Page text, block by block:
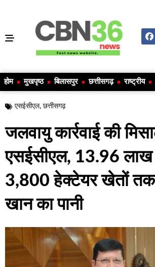
होम मुखपृष्ठ बिलासपुर छत्तीसगढ़ राष्ट्रीय
एसईसीएल, छत्तीसगढ़
जलवायु कार्रवाई की
एसईसीएल, 13.96 लाख
3,800 हेक्टेयर खेतों तक
खान का पानी